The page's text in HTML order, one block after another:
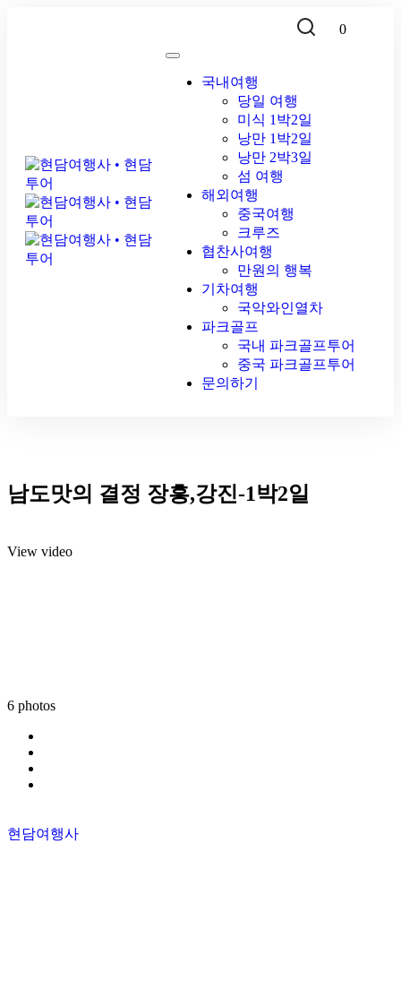
0
국내여행
당일 여행
미식 1박2일
낭만 1박2일
낭만 2박3일
섬 여행
해외여행
중국여행
크루즈
협찬사여행
만원의 행복
기차여행
국악와인열차
파크골프
국내 파크골프투어
중국 파크골프투어
문의하기
남도맛의 결정 장흥,강진-1박2일
View video
6 photos
현담여행사